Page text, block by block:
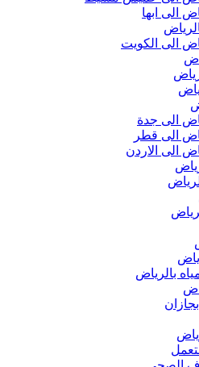
الى ابها
الى الكويت
الى جدة
الى قطر
الى الاردن
بالرياض